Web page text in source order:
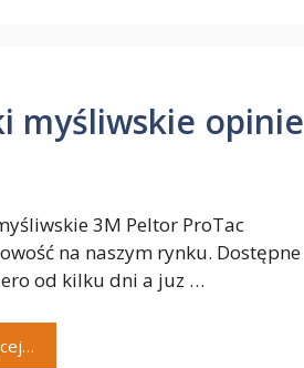
myśliwskie opinie
3M Peltor ProTac
na naszym rynku. Dostępne
od kilku dni a juz …